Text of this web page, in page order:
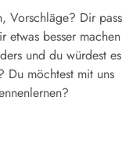
Vorschläge? Dir
besser
und du würdest
Du möchtest mit uns